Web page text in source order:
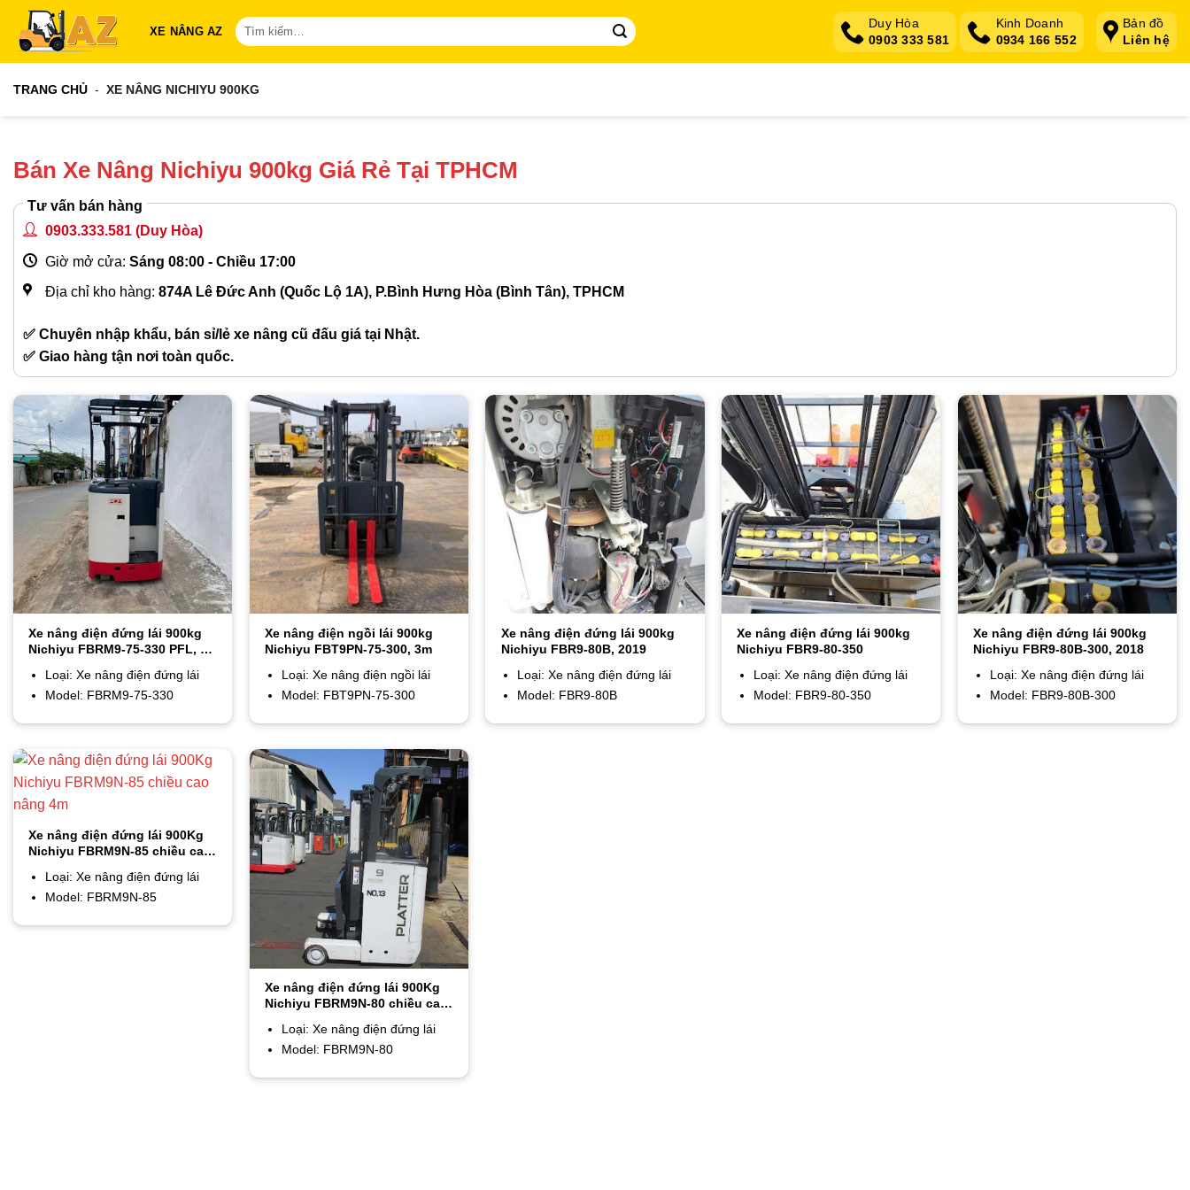
qua
nội
XE NÂNG AZ
Tìm
kiếm:
Duy Hòa
0903 333 581
Kinh Doanh
0934 166 552
Bản đồ
Liên hệ
TRANG CHỦ - XE NÂNG NICHIYU 900KG
Bán Xe Nâng Nichiyu 900kg Giá Rẻ Tại TPHCM
Tư vấn bán hàng
0903.333.581 (Duy Hòa)
Giờ mở cửa: Sáng 08:00 - Chiều 17:00
Địa chỉ kho hàng: 874A Lê Đức Anh (Quốc Lộ 1A), P.Bình Hưng Hòa (Bình Tân), TPHCM
✅ Chuyên nhập khẩu, bán sỉ/lẻ xe nâng cũ đấu giá tại Nhật.
✅ Giao hàng tận nơi toàn quốc.
Xe nâng điện đứng lái 900kg
Nichiyu FBRM9-75-330 PFL, ty
Loại: Xe nâng điện đứng lái
Model: FBRM9-75-330
Xe nâng điện ngồi lái 900kg
Nichiyu FBT9PN-75-300, 3m
Loại: Xe nâng điện ngồi lái
Model: FBT9PN-75-300
Xe nâng điện đứng lái 900kg
Nichiyu FBR9-80B, 2019
Loại: Xe nâng điện đứng lái
Model: FBR9-80B
Xe nâng điện đứng lái 900kg
Nichiyu FBR9-80-350
Loại: Xe nâng điện đứng lái
Model: FBR9-80-350
Xe nâng điện đứng lái 900kg
Nichiyu FBR9-80B-300, 2018
Loại: Xe nâng điện đứng lái
Model: FBR9-80B-300
Xe nâng điện đứng lái 900Kg
Nichiyu FBRM9N-85 chiều cao
Loại: Xe nâng điện đứng lái
Model: FBRM9N-85
Xe nâng điện đứng lái 900Kg
Nichiyu FBRM9N-80 chiều cao
Loại: Xe nâng điện đứng lái
Model: FBRM9N-80